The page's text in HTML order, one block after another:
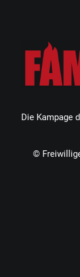
Die Kampage
©